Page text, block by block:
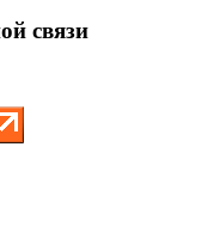
связи